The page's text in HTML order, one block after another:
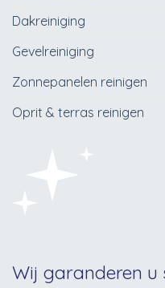
Dakreiniging
Gevelreiniging
Zonnepanelen reinigen
Oprit & terras reinigen
Wij garanderen u